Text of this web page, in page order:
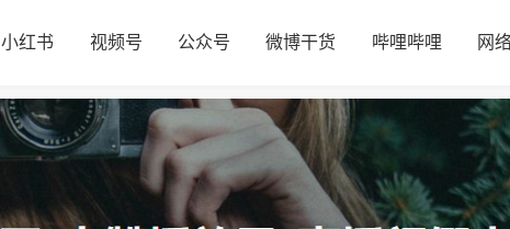
小红书 视频号 公众号 微博干货 哔哩哔哩 网